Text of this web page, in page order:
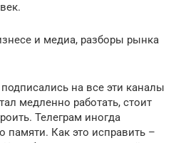
и медиа, разборы рынка
на все эти каналы
медленно работать, стоит
Телеграм иногда
памяти. Как это исправить –